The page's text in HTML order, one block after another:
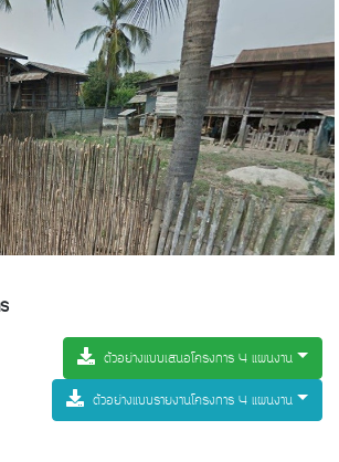
ตัวอย่างแบบเสนอโครงการ 4 แผนงาน
ตัวอย่างแบบรายงานโครงการ 4 แผนงาน